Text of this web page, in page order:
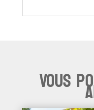
Vous